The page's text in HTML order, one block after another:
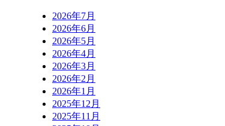
2026年7月
2026年6月
2026年5月
2026年4月
2026年3月
2026年2月
2026年1月
2025年12月
2025年11月